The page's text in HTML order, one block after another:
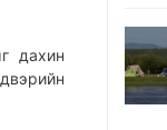
дахин